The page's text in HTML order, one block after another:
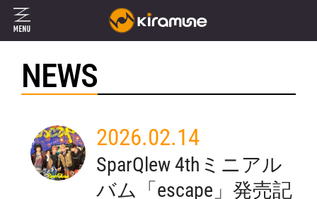
NEWS
2026.02.14
SparQlew 4thミニアル
バム「escape」発売記